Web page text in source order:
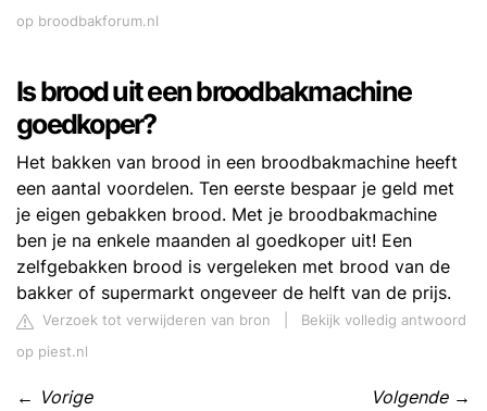
op broodbakforum.nl
Is brood uit een broodbakmachine
goedkoper?
Het bakken van brood in een broodbakmachine heeft
een aantal voordelen. Ten eerste bespaar je geld met
je eigen gebakken brood. Met je broodbakmachine
ben je na enkele maanden al goedkoper uit! Een
zelfgebakken brood is vergeleken met brood van de
bakker of supermarkt ongeveer de helft van de prijs.
Verzoek tot verwijderen van bron
Bekijk volledig antwoord
op piest.nl
← Vorige
Volgende→